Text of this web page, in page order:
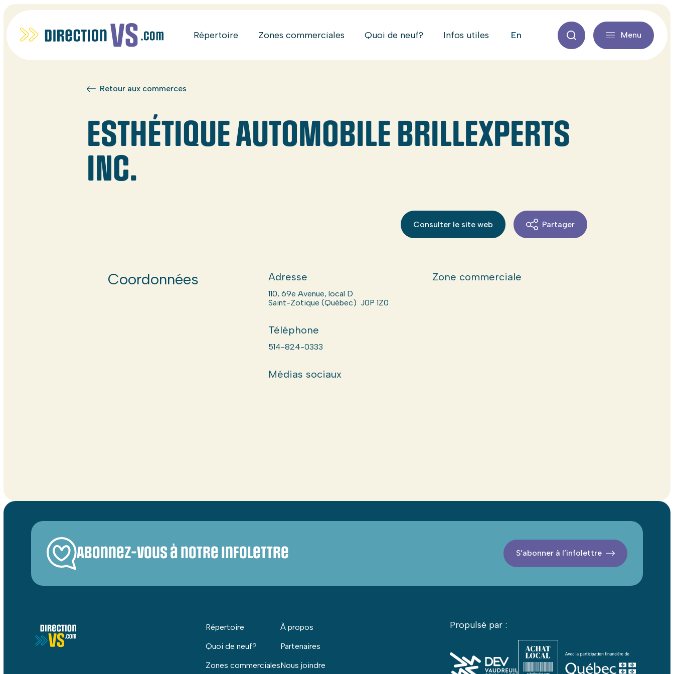
Répertoire Zones commerciales Quoi de neuf? Infos utiles en Menu
Retour aux commerces
ESTHÉTIQUE AUTOMOBILE BRILLEXPERTS
INC.
Consulter le site web Partager
Coordonnées Adresse
110, 69e Avenue, local D
Saint-Zotique (Québec) J0P 1Z0
Téléphone
514-824-0333
Médias sociaux
Zone commerciale
Abonnez-vous à notre infolettre S’abonner à l’infolettre
Répertoire
Quoi de neuf?
Zones commerciales
À propos
Partenaires
Nous joindre
Propulsé par :